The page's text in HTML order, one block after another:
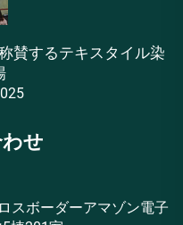
賛するテキスタイル染
せ
スボーダーアマゾン電子